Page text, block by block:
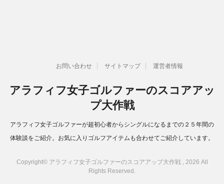
お問い合わせ サイトマップ 運営者情報
アラフィフ女子ゴルファーのスコアアッ
プ大作戦
アラフィフ女子ゴルファーが超初心者からシングルになるまでの２５年間の
体験談をご紹介。お気に入りゴルフアイテムも合わせてご紹介しています。
Copyright© アラフィフ女子ゴルファーのスコアアップ大作戦 , 2026 All
Rights Reserved.